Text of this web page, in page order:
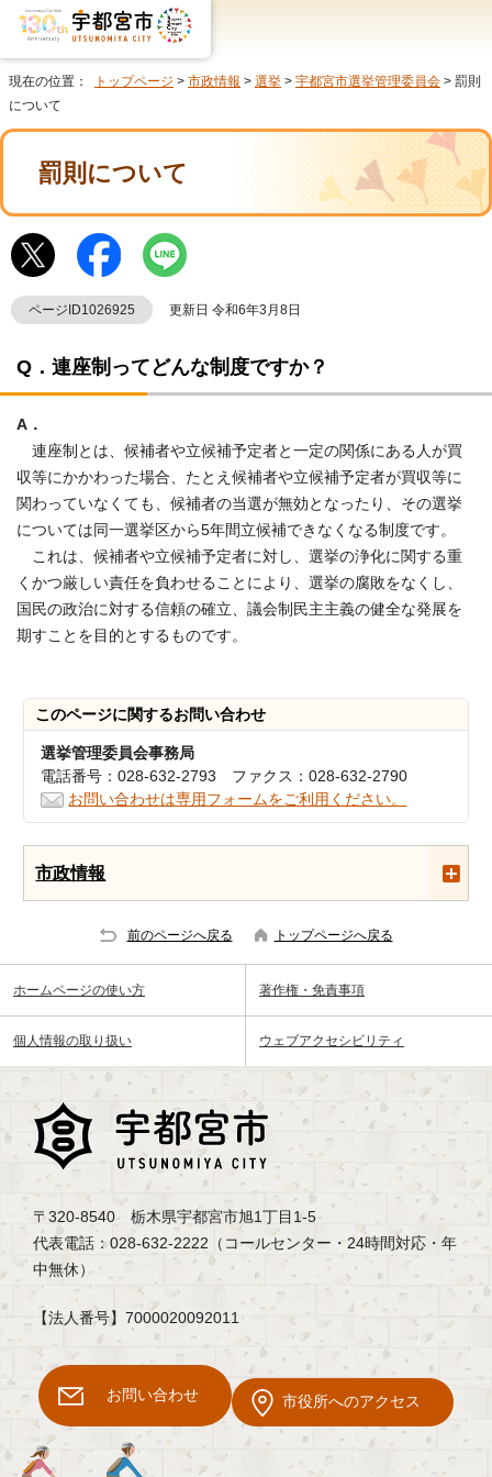
現在の位置： トップページ > 市政情報 > 選挙 > 宇都宮市選挙管理委員会 > 罰則
について
罰則について
ページID1026925 更新日 令和6年3月8日
Q．連座制ってどんな制度ですか？
A．
連座制とは、候補者や立候補予定者と一定の関係にある人が買
収等にかかわった場合、たとえ候補者や立候補予定者が買収等に
関わっていなくても、候補者の当選が無効となったり、その選挙
については同一選挙区から5年間立候補できなくなる制度です。
これは、候補者や立候補予定者に対し、選挙の浄化に関する重
くかつ厳しい責任を負わせることにより、選挙の腐敗をなくし、
国民の政治に対する信頼の確立、議会制民主主義の健全な発展を
期すことを目的とするものです。
このページに関するお問い合わせ
選挙管理委員会事務局
電話番号：028-632-2793 ファクス：028-632-2790
お問い合わせは専用フォームをご利用ください。
市政情報
前のページへ戻る トップページへ戻る
ホームページの使い方 著作権・免責事項
個人情報の取り扱い ウェブアクセシビリティ
〒320-8540 栃木県宇都宮市旭1丁目1-5
代表電話：028-632-2222（コールセンター・24時間対応・年
中無休）
【法人番号】7000020092011
お問い合わせ 市役所へのアクセス